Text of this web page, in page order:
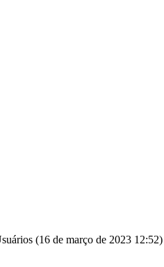
(16 de março de 2023 12:52)